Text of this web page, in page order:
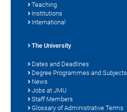
Teaching
Institutions
International
The University
Dates and Deadlines
Degree Programmes and Subjects
News
Jobs at JMU
Staff Members
Glossary of Administrative Terms